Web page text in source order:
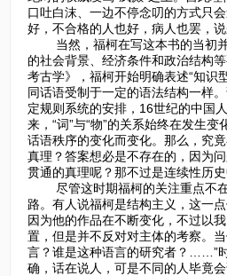
口吐白沫、一边不停念叨的方式只
好，不合格的人也好，病人也罢，
当然，福柯在写这本书的当初并
的社会背景、经济条件和政治结构
考古学》，福柯开始明确表述“知识
同话语受制于一定的语法结构一样
定规则系统的安排，16世纪的中国
来，“词”与“物”的关系始终在发生
话语秩序的变化而变化。那么，究
真理？答案想必是不存在的，因为
贯通的真理呢？那不过是连续性历
尽管这时期福柯的关注重点不在
路。有人说福柯是结构主义，这一
因为他的作品在不断变化，不过以
置，但是并不反对对主体的考察。
言？谁是这种语言的研究者？……”
确，话在说人，可是不同的人毕竟